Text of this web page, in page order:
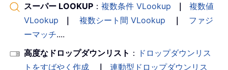
スーパー LOOKUP ： 複数条件 VLookup ｜
複数値
VLookup
｜ 複数シート間 VLookup ｜
ファジ
ーマッチ....
高度なドロップダウンリスト ： ドロップダウンリス
トをすばやく作成
｜
連動型ドロップダウンリス